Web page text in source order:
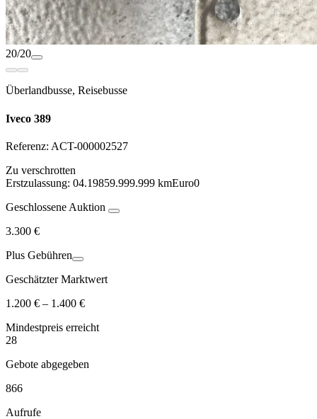
20/20
Überlandbusse, Reisebusse
Iveco 389
Referenz: ACT-000002527
Zu verschrotten
Erstzulassung: 04.19859.999.999 kmEuro0
Geschlossene Auktion
3.300 €
Plus Gebühren
Geschätzter Marktwert
1.200 € – 1.400 €
Mindestpreis erreicht
28
Gebote abgegeben
866
Aufrufe